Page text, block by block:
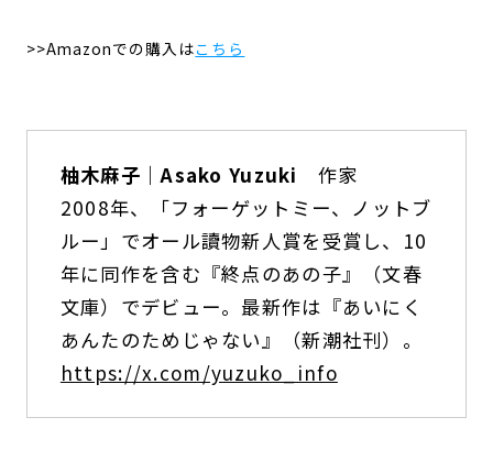
>>Amazonでの購入はこちら
柚木麻子｜Asako Yuzuki
作家
2008年、「フォーゲットミー、ノットブ
ルー」でオール讀物新人賞を受賞し、10
年に同作を含む『終点のあの子』（文春
文庫）でデビュー。最新作は『あいにく
あんたのためじゃない』（新潮社刊）。
https://x.com/yuzuko_info